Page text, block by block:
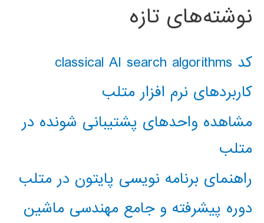
نوشته‌های تازه
کد classical AI search algorithms
کاربردهای نرم افزار متلب
مشاهده واحدهای پشتیبانی شونده در
متلب
راهنمای برنامه نویسی پایتون در متلب
دوره پیشرفته و جامع مهندسی ماشین